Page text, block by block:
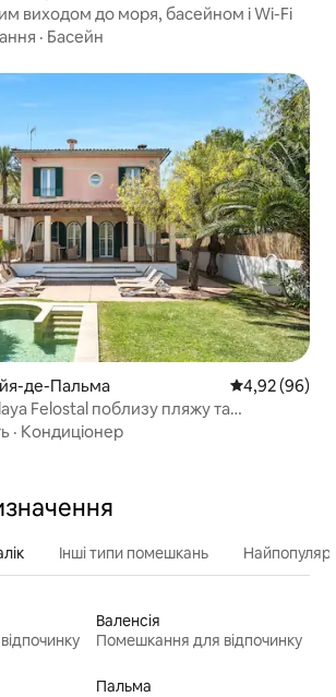
виходом до моря, басейном і Wi-Fi
· Басейн
де-Пальма Середня
4,92 (96)
Felostal поблизу пляжу та
· Кондиціонер
Інші типи помешкань
Валенсія
Помешкання для відпочинку
Пальма